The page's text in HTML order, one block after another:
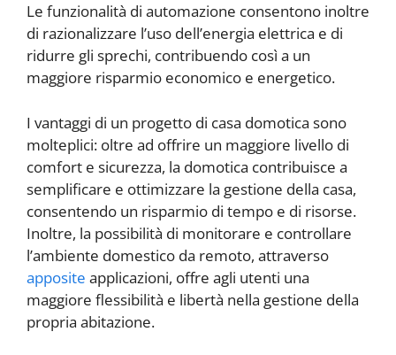
Le funzionalità di automazione consentono inoltre
di razionalizzare l’uso dell’energia elettrica e di
ridurre gli sprechi, contribuendo così a un
maggiore risparmio economico e energetico.
I vantaggi di un progetto di casa domotica sono
molteplici: oltre ad offrire un maggiore livello di
comfort e sicurezza, la domotica contribuisce a
semplificare e ottimizzare la gestione della casa,
consentendo un risparmio di tempo e di risorse.
Inoltre, la possibilità di monitorare e controllare
l’ambiente domestico da remoto, attraverso
apposite applicazioni, offre agli utenti una
maggiore flessibilità e libertà nella gestione della
propria abitazione.